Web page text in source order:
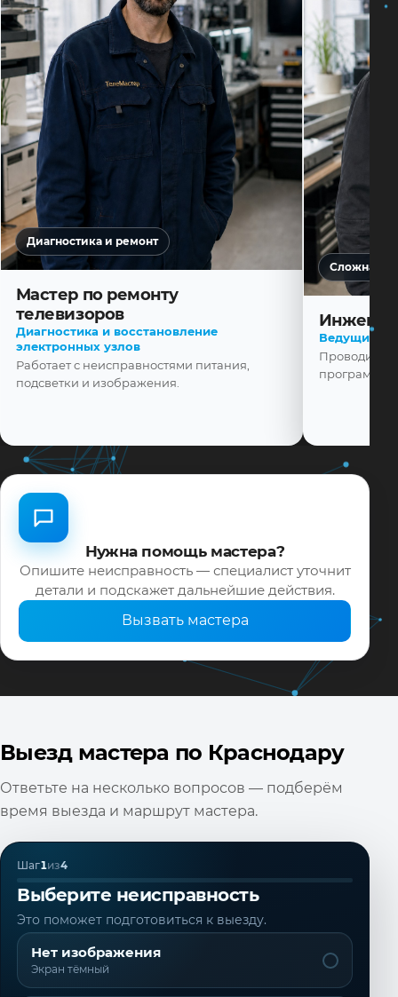
Диагностика и ремонт
Мастер по ремонту
телевизоров
Диагностика и восстановление
электронных узлов
Работает с неисправностями питания,
подсветки и изображения.
Сложная
Ведущий
Проводит
Нужна помощь мастера?
Опишите неисправность — специалист уточнит
детали и подскажет дальнейшие действия.
Вызвать мастера
Выезд мастера по Краснодару
Ответьте на несколько вопросов — подберём
время выезда и маршрут мастера.
Шаг1из4
Выберите неисправность
Это поможет подготовиться к выезду.
Нет изображения
Экран тёмный